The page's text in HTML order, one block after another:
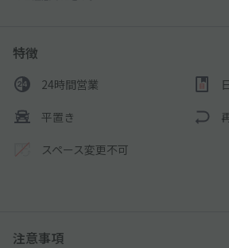
特徴
24時間営業
平置き
スペース変更不可
注意事項